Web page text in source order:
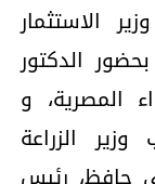
الاستثمار
الدكتور
المصرية، و
الزراعة